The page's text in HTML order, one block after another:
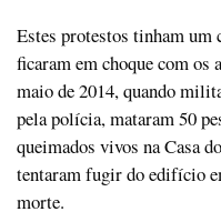
Estes protestos tinham um
ficaram em choque com os
maio de 2014, quando
pela polícia, mataram 50
queimados vivos na Casa
tentaram fugir do edifício
morte.